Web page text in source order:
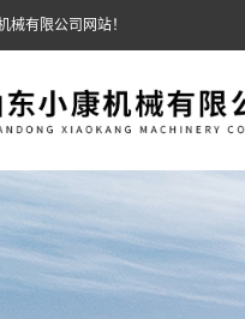
械有限公司网站！